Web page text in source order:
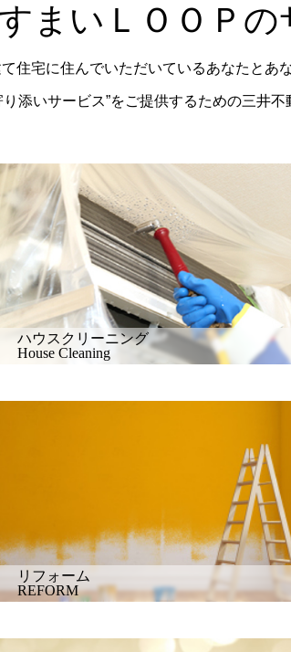
まいＬＯＯＰの
住宅に住んでいただいているあなたとあ
添いサービス”をご提供するための三井
ハウスクリーニング
House Cleaning
リフォーム
REFORM